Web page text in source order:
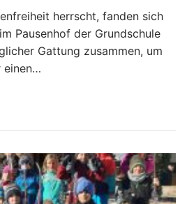
herrscht, fanden sich
Pausenhof der Grundschule
Gattung zusammen, um
einen…